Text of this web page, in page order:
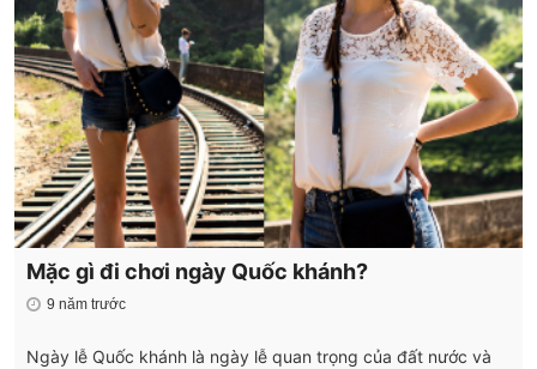
Mặc gì đi chơi ngày Quốc khánh?
9 năm trước
Ngày lễ Quốc khánh là ngày lễ quan trọng của đất nước và